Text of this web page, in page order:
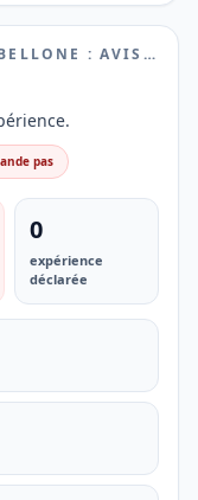
SOCIETE DES ETABLISSEMENTS BELLONE : AVIS, FIABILITÉ ET RÉPUTATION
pas
0
expérience
déclarée